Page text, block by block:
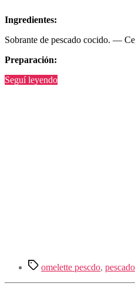
Ingredientes:
Sobrante de pescado cocido. —
Preparación:
Seguí leyendo“Tortilla
Etiquetas
omelette pescdo,